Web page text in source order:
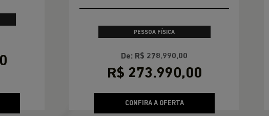
CNPJ E MICROEMPRESÁRIO
De: R$ 174.990,00
R$ 147.990,00